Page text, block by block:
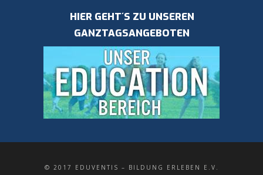
HIER GEHT´S ZU UNSEREN
GANZTAGSANGEBOTEN
© 2017 EDUVENTIS – BILDUNG ERLEBEN E.V.